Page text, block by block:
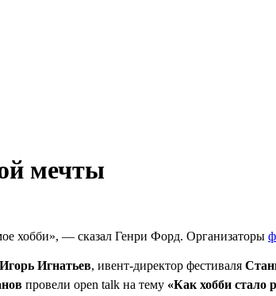
мечты
хобби», — сказал Генри Форд. Организаторы
Игорь Игнатьев, ивент-директор фестиваля
провели open talk на тему «Как хобби стало